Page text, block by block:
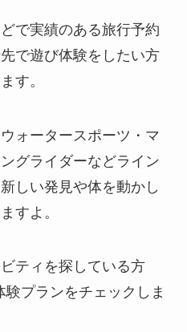
で実績のある旅行予約
で遊び体験をしたい方
す。
ォータースポーツ・マ
グライダーなどライン
しい発見や体を動かし
すよ。
ティを探している方
プランをチェックしま